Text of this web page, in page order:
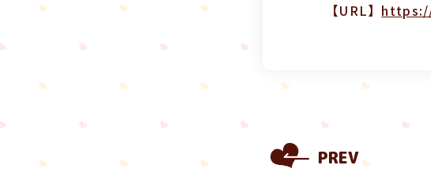
【URL】
PREV